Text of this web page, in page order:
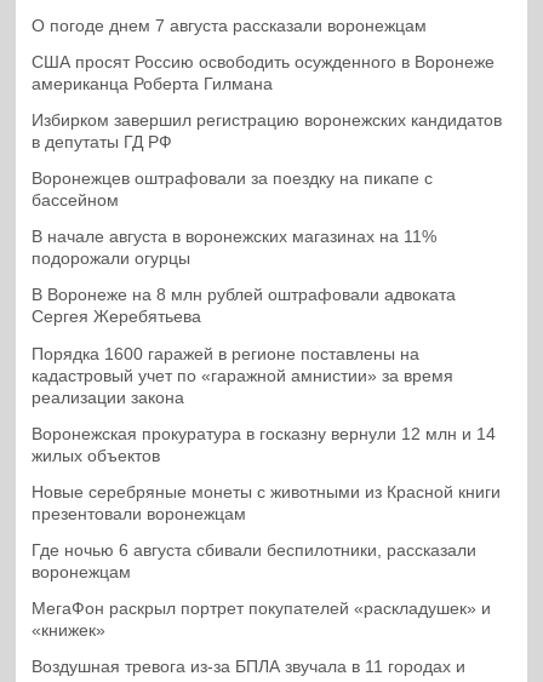
О погоде днем 7 августа рассказали воронежцам
США просят Россию освободить осужденного в Воронеже
американца Роберта Гилмана
Избирком завершил регистрацию воронежских кандидатов
в депутаты ГД РФ
Воронежцев оштрафовали за поездку на пикапе с
бассейном
В начале августа в воронежских магазинах на 11%
подорожали огурцы
В Воронеже на 8 млн рублей оштрафовали адвоката
Сергея Жеребятьева
Порядка 1600 гаражей в регионе поставлены на
кадастровый учет по «гаражной амнистии» за время
реализации закона
Воронежская прокуратура в госказну вернули 12 млн и 14
жилых объектов
Новые серебряные монеты с животными из Красной книги
презентовали воронежцам
Где ночью 6 августа сбивали беспилотники, рассказали
воронежцам
МегаФон раскрыл портрет покупателей «раскладушек» и
«книжек»
Воздушная тревога из-за БПЛА звучала в 11 городах и